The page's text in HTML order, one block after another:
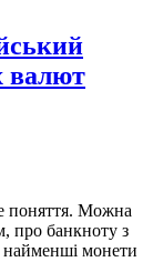
валют
поняття. Можна
про банкноту з
найменші монети